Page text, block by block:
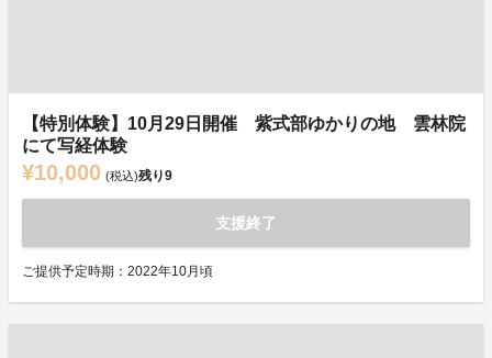
【特別体験】10月29日開催 紫式部ゆかりの地 雲林院
にて写経体験
¥10,000 (税込)残り9
支援終了
ご提供予定時期：2022年10月頃